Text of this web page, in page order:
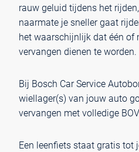
rauw geluid tijdens het
naarmate je sneller gaat
het waarschijnlijk dat één of
vervangen dienen te worden.
Bij Bosch Car Service
wiellager(s) van jouw auto
vervangen met volledige
Een leenfiets staat gratis tot